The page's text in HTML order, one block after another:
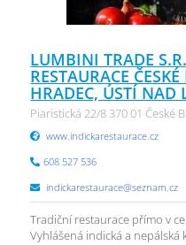
LUMBINI TRADE
RESTAURACE
HRADEC, ÚSTÍ NAD
Piaristická 22/8 370 01 České
www.indickarestaurace.cz
608 527 536
indickarestaurace@seznam.cz
Tradiční restaurace přímo v
Vyhlášená indická a nepálská